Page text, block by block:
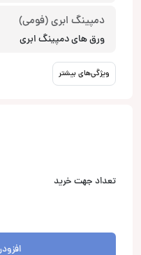
دمپینگ ابری (فومی)
ورق های دمپینگ ابری
ویژگی‌های بیشتر
تعداد جهت خرید